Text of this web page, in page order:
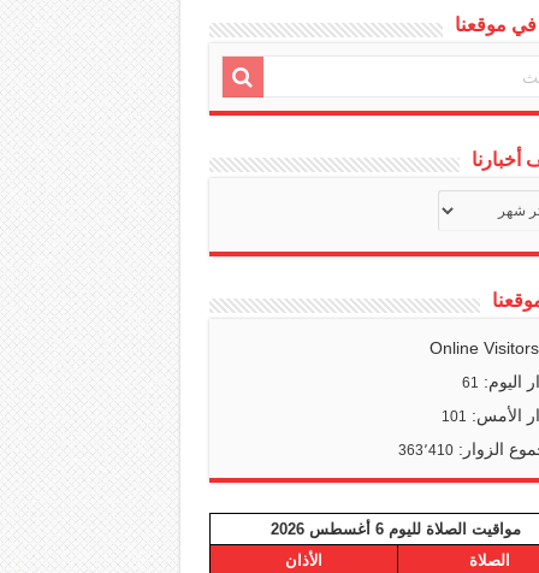
موقعنا
أخبارنا
Online
اليوم: 61
الأمس: 101
الزوار:363٬410
مواقيت الصلاة لليوم 6 أغسطس 2026
الصلاة
الأذان